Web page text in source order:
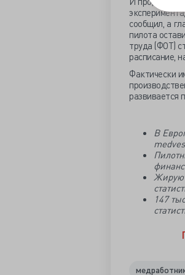
сообщил, а
пилота
труда (ФОТ)
расписание,
Фактически
развивается
В
147